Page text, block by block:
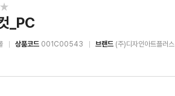
_PC
상품코드 001C00543 브랜드 (주)디자인아트플러스